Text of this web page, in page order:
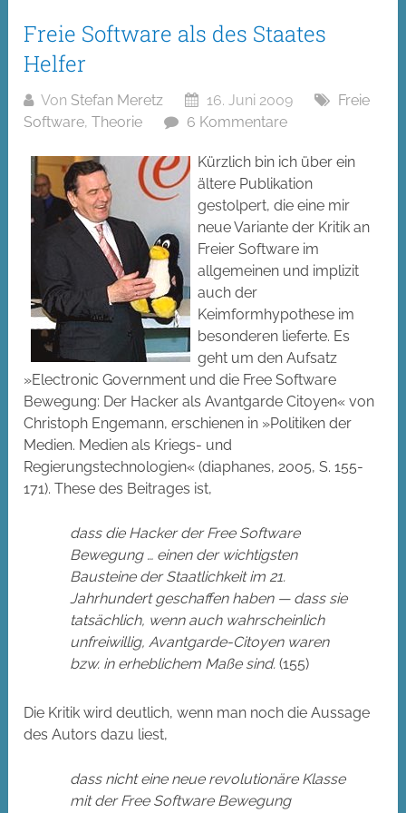
Freie Software als des Staates
Helfer
Von Stefan Meretz 16. Juni 2009
Freie
Software,Theorie 6 Kommentare
Kürzlich bin ich über ein
ältere Publikation
gestolpert, die eine mir
neue Variante der Kritik an
Freier Software im
allgemeinen und implizit
auch der
Keimformhypothese im
besonderen lieferte. Es
geht um den Aufsatz
»Electronic Government und die Free Software
Bewegung: Der Hacker als Avantgarde Citoyen« von
Christoph Engemann, erschienen in »Politiken der
Medien. Medien als Kriegs- und
Regierungstechnologien« (diaphanes, 2005, S. 155-
171). These des Beitrages ist,
dass die Hacker der Free Software
Bewegung … einen der wichtigsten
Bausteine der Staatlichkeit im 21.
Jahrhundert geschaffen haben — dass sie
tatsächlich, wenn auch wahrscheinlich
unfreiwillig, Avantgarde-Citoyen waren
bzw. in erheblichem Maße sind. (155)
Die Kritik wird deutlich, wenn man noch die Aussage
des Autors dazu liest,
dass nicht eine neue revolutionäre Klasse
mit der Free Software Bewegung